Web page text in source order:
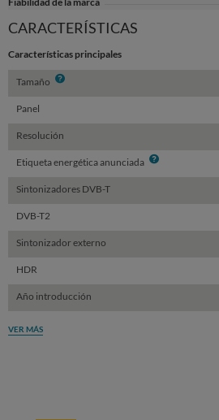
CARACTERÍSTICAS
Características principales
Tamaño Info
Panel
Resolución
Etiqueta energética anunciada Info
Sintonizadores DVB-T
DVB-T2
Sintonizador externo
HDR
Año introducción
VER MÁS